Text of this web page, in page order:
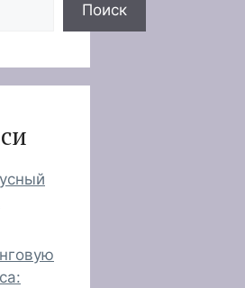
Поиск